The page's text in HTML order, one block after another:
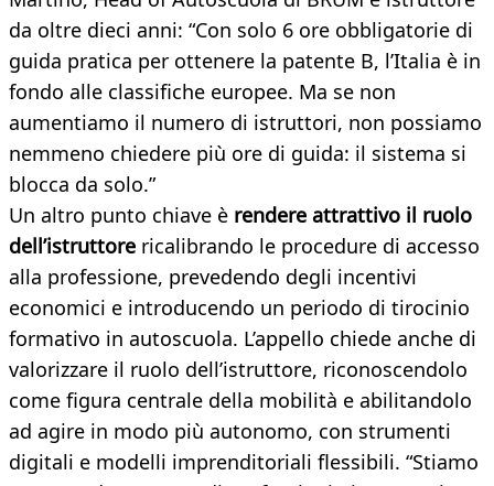
da oltre dieci anni: “Con solo 6 ore obbligatorie di
guida pratica per ottenere la patente B, l’Italia è in
fondo alle classifiche europee. Ma se non
aumentiamo il numero di istruttori, non possiamo
nemmeno chiedere più ore di guida: il sistema si
blocca da solo.”
Un altro punto chiave è rendere attrattivo il ruolo
dell’istruttore ricalibrando le procedure di accesso
alla professione, prevedendo degli incentivi
economici e introducendo un periodo di tirocinio
formativo in autoscuola. L’appello chiede anche di
valorizzare il ruolo dell’istruttore, riconoscendolo
come figura centrale della mobilità e abilitandolo
ad agire in modo più autonomo, con strumenti
digitali e modelli imprenditoriali flessibili. “Stiamo